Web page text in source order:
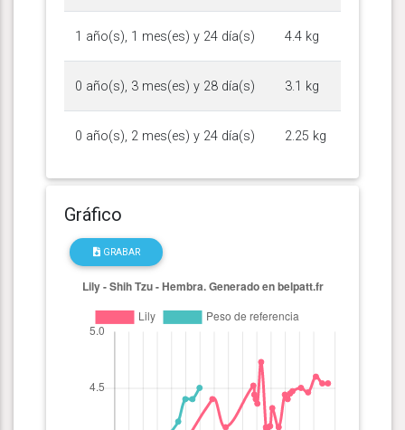
1 año(s), 1 mes(es) y 24 día(s) 4.4 kg
0 año(s), 3 mes(es) y 28 día(s) 3.1 kg
0 año(s), 2 mes(es) y 24 día(s) 2.25 kg
Gráfico
GRABAR